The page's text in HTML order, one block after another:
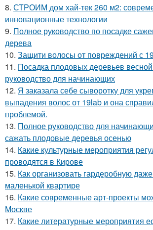
8. СТРОИМ дом хай-тек 260 м2:
инновационные технологии
9. Полное руководство по посадке
дерева
10. Защити волосы от повреждений с
11. Посадка плодовых деревьев
руководство для начинающих
12. Я заказала себе сыворотку для
выпадения волос от 19lab и она
проблемой.
13. Полное руководство для
сажать плодовые деревья осенью
14. Какие культурные мероприятия
проводятся в Кирове
15. Как организовать гардеробную
маленькой квартире
16. Какие современные арт-проекты
Москве
17. Какие литературные мероприятия